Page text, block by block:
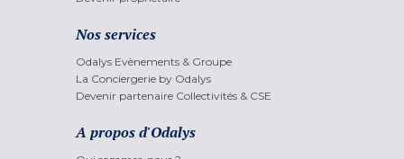
Nos services
Odalys Evènements & Groupe
La Conciergerie by Odalys
Devenir partenaire Collectivités & CSE
A propos d'Odalys